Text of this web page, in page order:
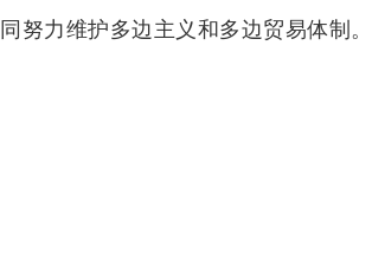
同努力维护多边主义和多边贸易体制。